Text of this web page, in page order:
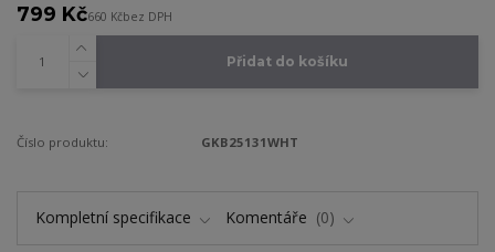
799 Kč660 Kčbez DPH
Přidat do košíku
Číslo produktu: GKB25131WHT
Kompletní specifikace Komentáře 0